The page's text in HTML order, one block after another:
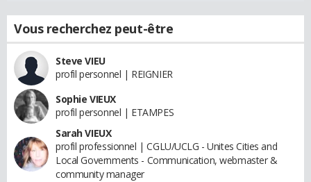
Vous recherchez peut-être
Steve VIEU
profil personnel | REIGNIER
Sophie VIEUX
profil personnel | ETAMPES
Sarah VIEUX
profil professionnel | CGLU/UCLG - Unites Cities and
Local Governments - Communication, webmaster &
community manager